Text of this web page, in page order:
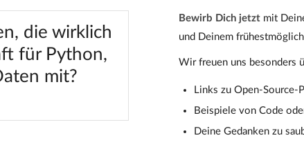
die wirklich
für Python,
mit?
Bewirb Dich jetzt mit
und Deinem
Wir freuen uns besonders
Links zu Open-
Beispiele von Code
Deine Gedanken zu